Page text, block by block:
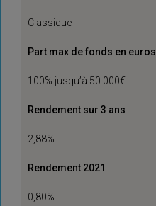
Classique
Part max de fonds en euros
100% jusqu’à 50.000€
Rendement sur 3 ans
2,88%
Rendement 2021
0,80%